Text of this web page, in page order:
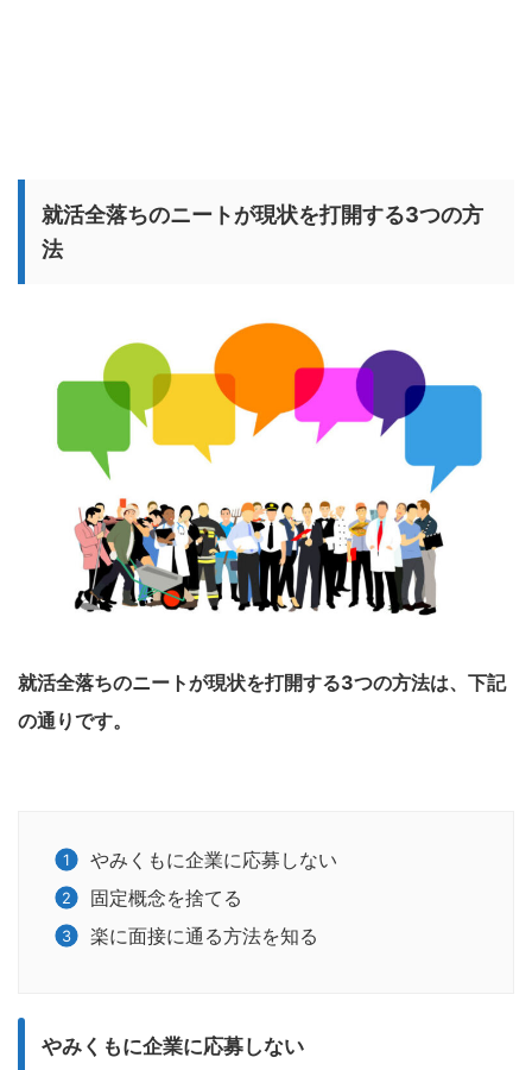
就活全落ちのニートが現状を打開する3つの方
法
就活全落ちのニートが現状を打開する3つの方法は、下記
の通りです。
やみくもに企業に応募しない
固定概念を捨てる
楽に面接に通る方法を知る
やみくもに企業に応募しない